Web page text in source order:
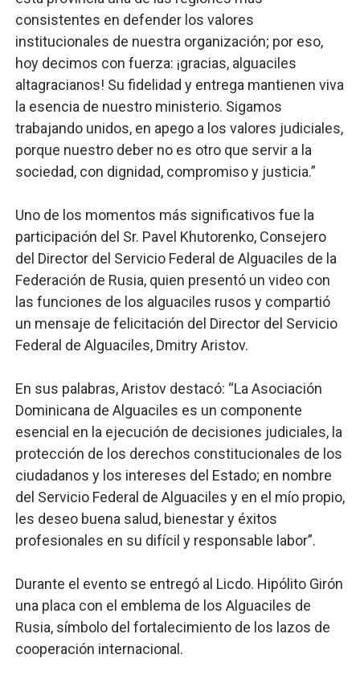
consistentes en defender los valores
institucionales de nuestra organización; por eso,
hoy decimos con fuerza: ¡gracias, alguaciles
altagracianos! Su fidelidad y entrega mantienen viva
la esencia de nuestro ministerio. Sigamos
trabajando unidos, en apego a los valores judiciales,
porque nuestro deber no es otro que servir a la
sociedad, con dignidad, compromiso y justicia.”
Uno de los momentos más significativos fue la
participación del Sr. Pavel Khutorenko, Consejero
del Director del Servicio Federal de Alguaciles de la
Federación de Rusia, quien presentó un video con
las funciones de los alguaciles rusos y compartió
un mensaje de felicitación del Director del Servicio
Federal de Alguaciles, Dmitry Aristov.
En sus palabras, Aristov destacó: “La Asociación
Dominicana de Alguaciles es un componente
esencial en la ejecución de decisiones judiciales, la
protección de los derechos constitucionales de los
ciudadanos y los intereses del Estado; en nombre
del Servicio Federal de Alguaciles y en el mío propio,
les deseo buena salud, bienestar y éxitos
profesionales en su difícil y responsable labor”.
Durante el evento se entregó al Licdo. Hipólito Girón
una placa con el emblema de los Alguaciles de
Rusia, símbolo del fortalecimiento de los lazos de
cooperación internacional.